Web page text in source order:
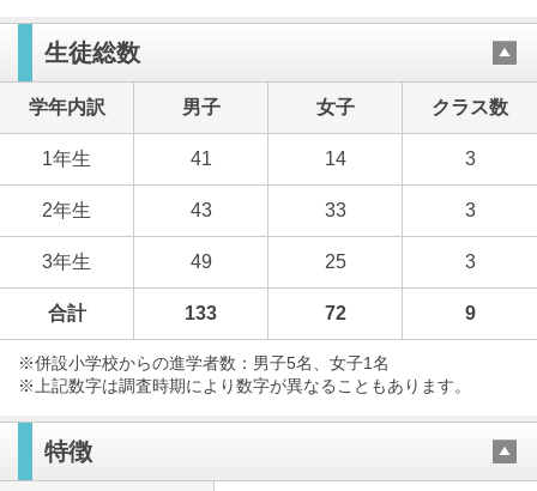
生徒総数
学年内訳 男子 女子 クラス数
1年生 41 14 3
2年生 43 33 3
3年生 49 25 3
合計 133 72 9
※併設小学校からの進学者数：男子5名、女子1名
※上記数字は調査時期により数字が異なることもあります。
特徴